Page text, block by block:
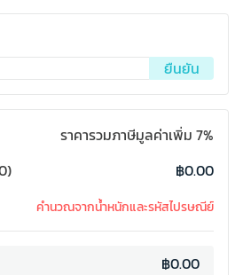
ยืนยัน
ราคารวมภาษีมูลค่าเพิ่ม 7%
)
฿0.00
คำนวณจากน้ำหนักและรหัสไปรษณีย์
฿0.00